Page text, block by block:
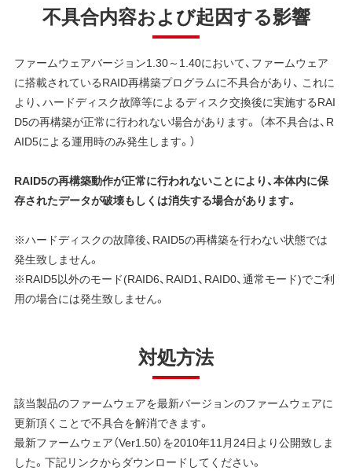
不具合内容および起因する影響
ファームウェアバージョン1.30～1.40において、ファームウェア
に搭載されているRAID再構築プログラムに不具合があり、 これに
より、ハードディスク故障等によるディスク交換後に実施するRAI
D5の再構築が正常に行われない場合があります。 （本不具合は、R
AID5による運用時のみ発生します。）
RAID5の再構築動作が正常に行われないことにより、本体内に保
存されたデータが破壊もしくは消失する場合があります。
※ハードディスクの故障後、RAID5の再構築を行わない状態では
発生致しません。
※RAID5以外のモード(RAID6、RAID1、RAID0、通常モード)でご利
用の場合には発生致しません。
対処方法
該当製品のファームウェアを最新バージョンのファームウェアに
更新頂くことで不具合を解消できます。
最新ファームウェア（Ver1.50）を2010年11月24日より公開致しま
した。下記リンクからダウンロードしてください。